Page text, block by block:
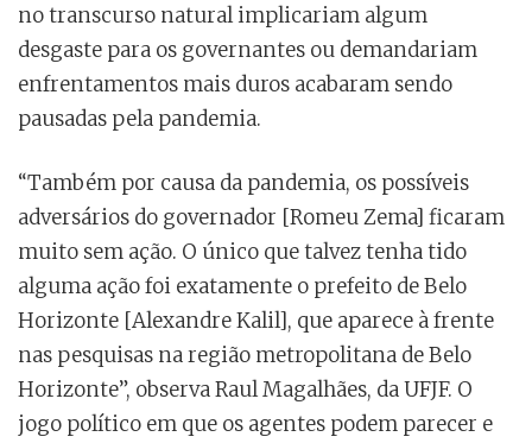
no transcurso natural implicariam algum
desgaste para os governantes ou demandariam
enfrentamentos mais duros acabaram sendo
pausadas pela pandemia.
“Também por causa da pandemia, os possíveis
adversários do governador [Romeu Zema] ficaram
muito sem ação. O único que talvez tenha tido
alguma ação foi exatamente o prefeito de Belo
Horizonte [Alexandre Kalil], que aparece à frente
nas pesquisas na região metropolitana de Belo
Horizonte”, observa Raul Magalhães, da UFJF. O
jogo político em que os agentes podem parecer e